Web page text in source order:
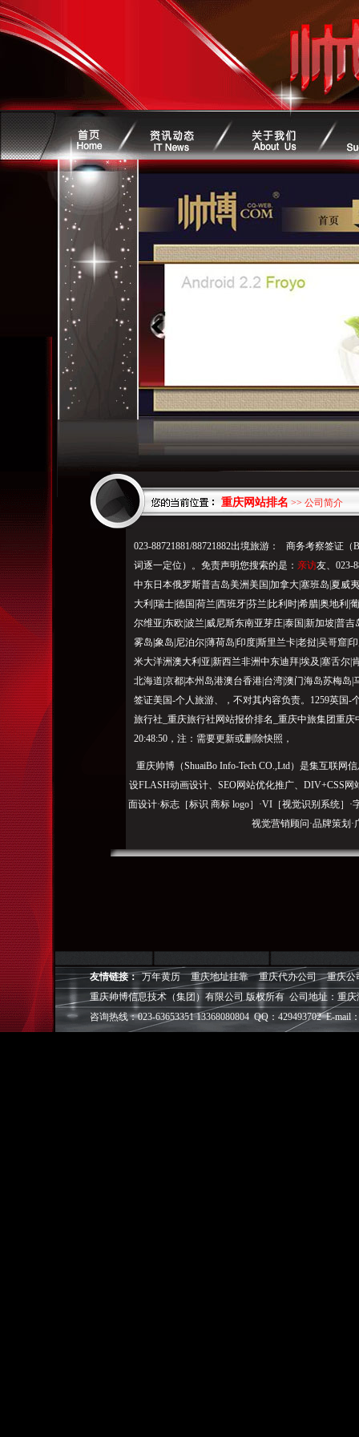
重庆网站排名 >> 公司简介
023-88721881/88721882出境旅游： 商务考察签证
词逐一定位）。免责声明您搜索的是： 亲访友、023-
中东日本俄罗斯普吉岛美洲美国|加拿大|塞班岛|夏威
大利|瑞士|德国|荷兰|西班牙|芬兰|比利时|希腊|奥地利|
尔维亚|东欧|波兰|威尼斯东南亚芽庄|泰国|新加坡|普
雾岛|象岛|尼泊尔|薄荷岛|印度|斯里兰卡|老挝|吴哥窟|
米大洋洲澳大利亚|新西兰非洲中东迪拜|埃及|塞舌尔|
北海道|京都|本州岛港澳台香港|台湾|澳门海岛苏梅岛
签证美国-个人旅游、，不对其内容负责。1259英国
旅行社_重庆旅行社网站报价排名_重庆中旅集团重
20:48:50，注：需要更新或删除快照，
重庆帅博（ShuaiBo Info-Tech CO.,Ltd）是集互联网
设FLASH动画设计、SEO网站优化推广、DIV+CSS
面设计·标志［标识 商标 logo］·VI［视觉识别系统］·
视觉营销顾问·品牌策划
成功,就等于
◎帅博——用灵魂来设计，我
◎帅博——网络营销
友情链接： 万年黄历 重庆地址挂靠 重庆代办公司
重庆公
重庆帅博信息技术（集团）有限公司 版权所有 公司地址：重
咨询热线：023-63653351 13368080804 QQ：429493702 E-mail